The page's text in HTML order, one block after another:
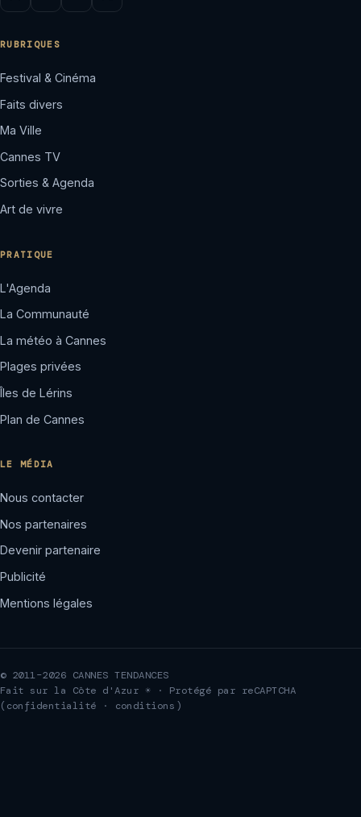
RUBRIQUES
Festival & Cinéma
Faits divers
Ma Ville
Cannes TV
Sorties & Agenda
Art de vivre
PRATIQUE
L'Agenda
La Communauté
La météo à Cannes
Plages privées
Îles de Lérins
Plan de Cannes
LE MÉDIA
Nous contacter
Nos partenaires
Devenir partenaire
Publicité
Mentions légales
© 2011–2026 CANNES TENDANCES
Fait sur la Côte d'Azur ☀ · Protégé par reCAPTCHA
( confidentialité · conditions )